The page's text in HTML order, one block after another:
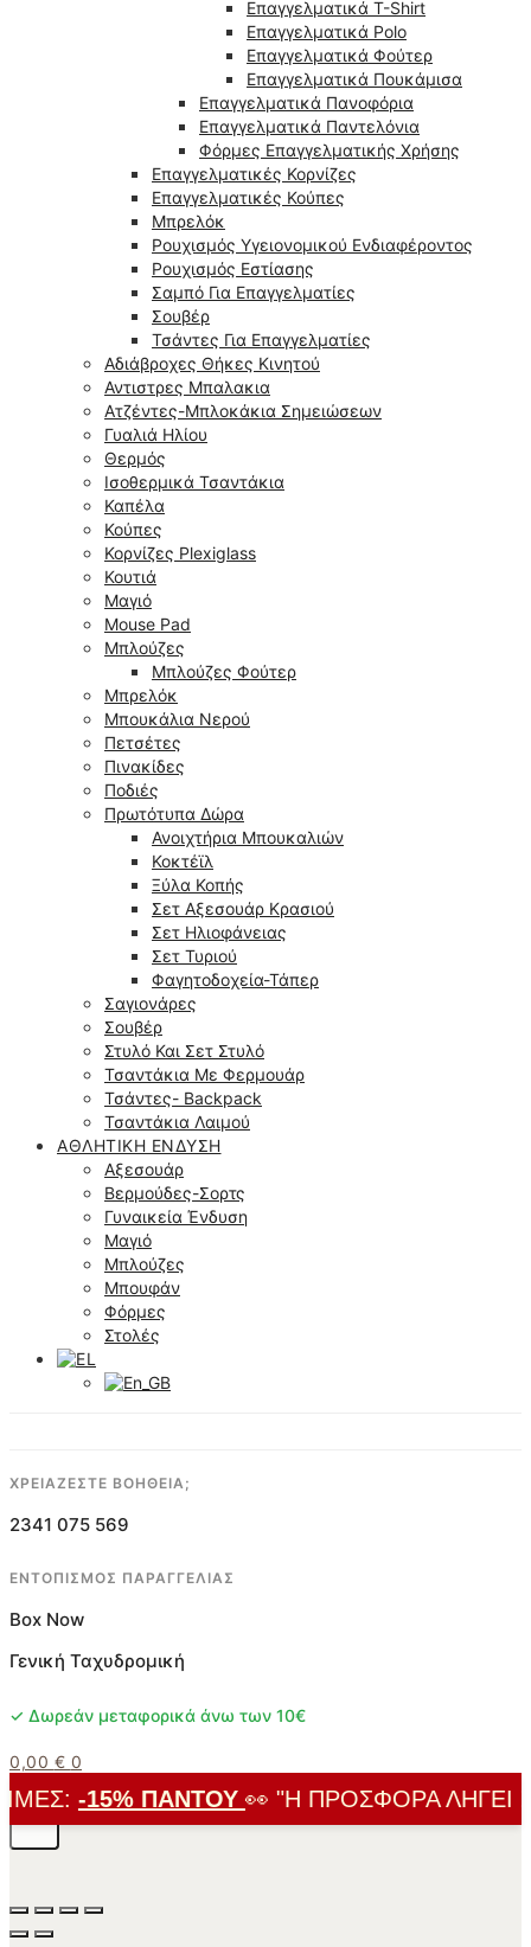
Επαγγελματικά T-Shirt
Επαγγελματικά Polo
Επαγγελματικά Φούτερ
Επαγγελματικά Πουκάμισα
Επαγγελματικά Πανοφόρια
Επαγγελματικά Παντελόνια
Φόρμες Επαγγελματικής Χρήσης
Επαγγελματικές Κορνίζες
Επαγγελματικές Κούπες
Μπρελόκ
Ρουχισμός Υγειονομικού Ενδιαφέροντος
Ρουχισμός Εστίασης
Σαμπό Για Επαγγελματίες
Σουβέρ
Τσάντες Για Επαγγελματίες
Αδιάβροχες Θήκες Κινητού
Αντιστρες Μπαλακια
Ατζέντες-Μπλοκάκια Σημειώσεων
Γυαλιά Ηλίου
Θερμός
Ισοθερμικά Τσαντάκια
Καπέλα
Κούπες
Κορνίζες Plexiglass
Κουτιά
Μαγιό
Mouse Pad
Μπλούζες
Μπλούζες Φούτερ
Μπρελόκ
Μπουκάλια Νερού
Πετσέτες
Πινακίδες
Ποδιές
Πρωτότυπα Δώρα
Ανοιχτήρια Μπουκαλιών
Κοκτέϊλ
Ξύλα Κοπής
Σετ Αξεσουάρ Κρασιού
Σετ Ηλιοφάνειας
Σετ Τυριού
Φαγητοδοχεία-Τάπερ
Σαγιονάρες
Σουβέρ
Στυλό Και Σετ Στυλό
Τσαντάκια Με Φερμουάρ
Τσάντες- Backpack
Τσαντάκια Λαιμού
ΑΘΛΗΤΙΚΉ ΈΝΔΥΣΗ
Αξεσουάρ
Βερμούδες-Σορτς
Γυναικεία Ένδυση
Μαγιό
Μπλούζες
Μπουφάν
Φόρμες
Στολές
ΧΡΕΙΑΖΕΣΤΕ ΒΟΗΘΕΙΑ;
2341 075 569
ΕΝΤΟΠΙΣΜΟΣ ΠΑΡΑΓΓΕΛΙΑΣ
Box Now
Γενική Ταχυδρομική
✓ Δωρεάν μεταφορικά άνω των 10€
0,00 € 0
-15% ΠΑΝΤΟΎ👀 "Η ΠΡΟΣΦΟΡΆ ΛΉΓΕΙ